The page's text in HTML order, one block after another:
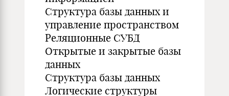
Структура базы данных и
управление пространством
Реляционные СУБД
Открытые и закрытые базы
данных
Структура базы данных
Логические структуры